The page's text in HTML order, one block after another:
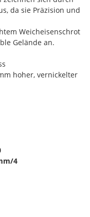
da sie Präzision und
Weicheisenschrot
Gelände an.
hoher, vernickelter
4